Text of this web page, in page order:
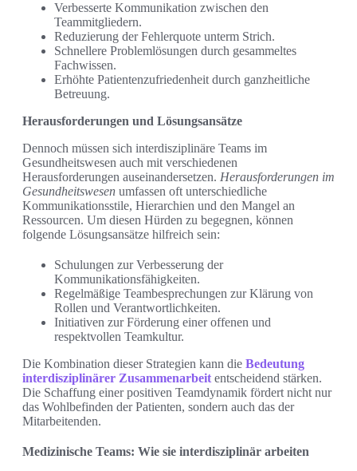
Verbesserte Kommunikation zwischen den
Teammitgliedern.
Reduzierung der Fehlerquote unterm Strich.
Schnellere Problemlösungen durch gesammeltes
Fachwissen.
Erhöhte Patientenzufriedenheit durch ganzheitliche
Betreuung.
Herausforderungen und Lösungsansätze
Dennoch müssen sich interdisziplinäre Teams im
Gesundheitswesen auch mit verschiedenen
Herausforderungen auseinandersetzen. Herausforderungen im
Gesundheitswesen umfassen oft unterschiedliche
Kommunikationsstile, Hierarchien und den Mangel an
Ressourcen. Um diesen Hürden zu begegnen, können
folgende Lösungsansätze hilfreich sein:
Schulungen zur Verbesserung der
Kommunikationsfähigkeiten.
Regelmäßige Teambesprechungen zur Klärung von
Rollen und Verantwortlichkeiten.
Initiativen zur Förderung einer offenen und
respektvollen Teamkultur.
Die Kombination dieser Strategien kann die Bedeutung
interdisziplinärer Zusammenarbeit entscheidend stärken.
Die Schaffung einer positiven Teamdynamik fördert nicht nur
das Wohlbefinden der Patienten, sondern auch das der
Mitarbeitenden.
Medizinische Teams: Wie sie interdisziplinär arbeiten